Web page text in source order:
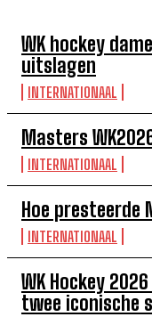
WK hockey
uitslagen
INTERNATIONAAL
Masters
INTERNATIONAAL
Hoe presteerde
INTERNATIONAAL
WK Hockey
twee iconische